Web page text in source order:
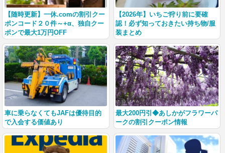
【随時更新】一休.comの割引クー
ポンコード２０件～+α、独自クー
ポンで最大1万円OFF
【2026年】いちご狩り前に要確
認！必ず知っておきたい持ち物/服
装まとめ
車に乗らなくてもJAFは優待目的
で入会する価値あり
最大200円引◆あしかがフラワーパ
ークの割引クーポン情報